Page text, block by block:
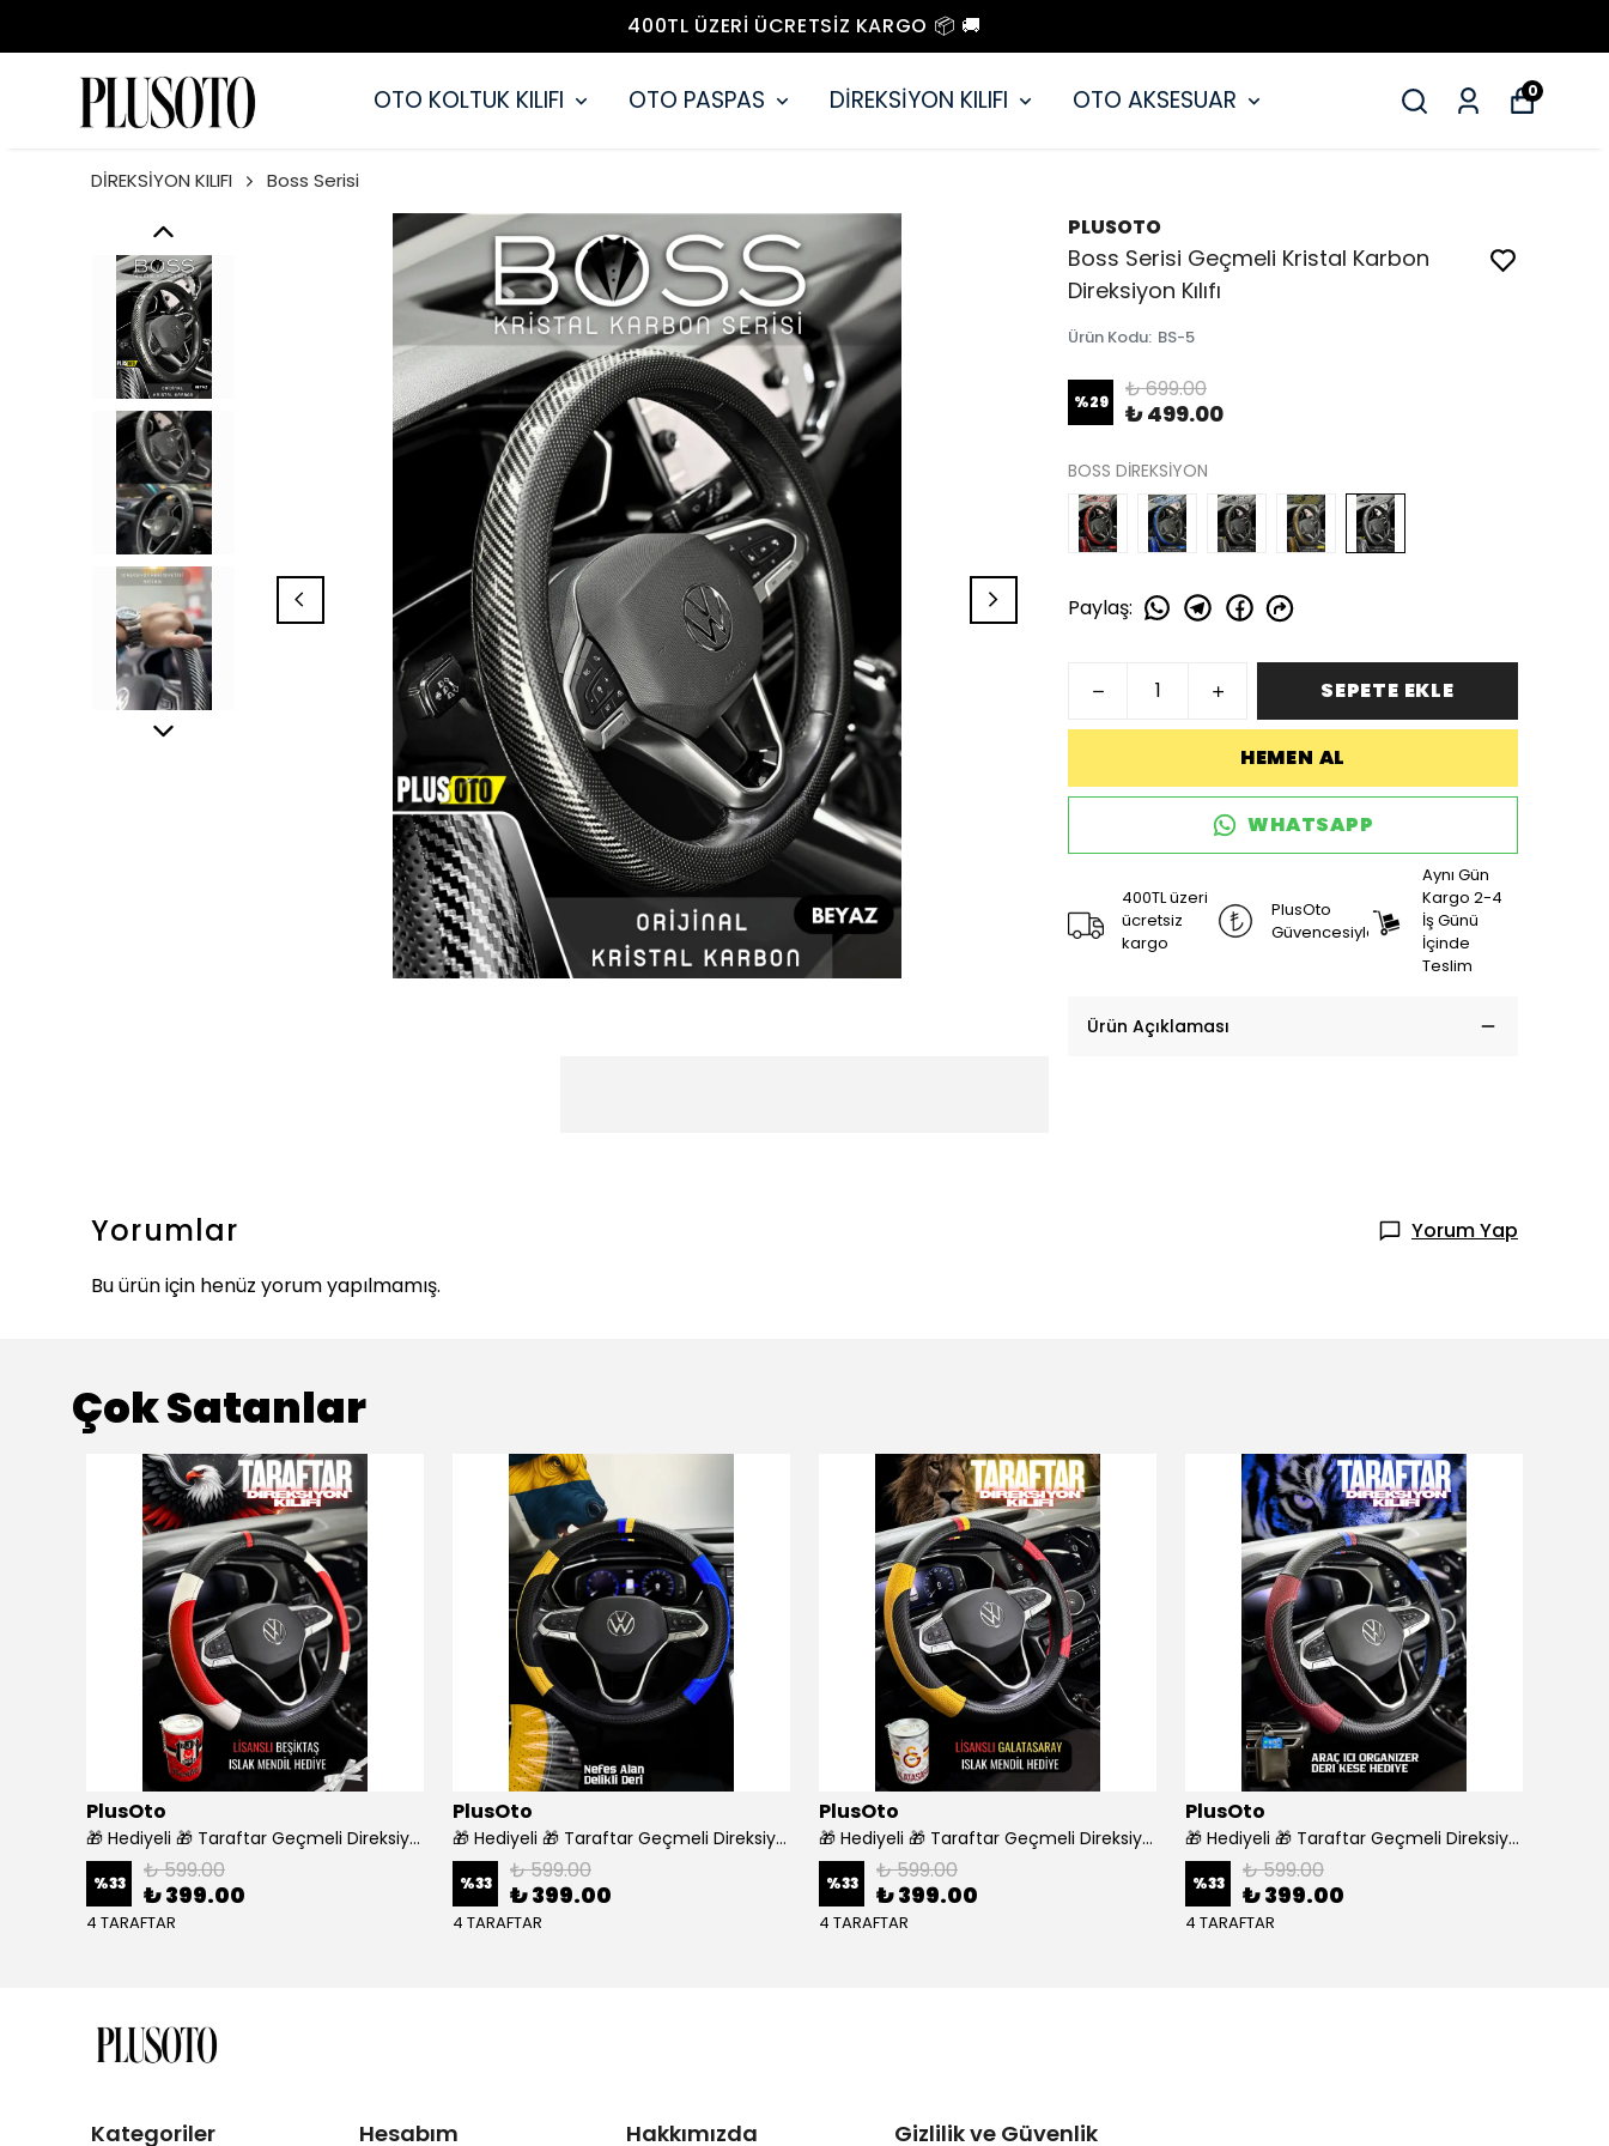
400TL ÜZERI ÜCRETSIZ KARGO 📦 🚚
OTO KOLTUK KILIFI OTO PASPAS DİREKSİYON KILIFI OTO AKSESUAR 0
DİREKSİYON KILIFI Boss Serisi
PLUSOTO
Boss Serisi Geçmeli Kristal Karbon
Direksiyon Kılıfı
Ürün Kodu: BS-5
%29 ₺ 699.00
₺ 499.00
BOSS DİREKSİYON
Paylaş:
SEPETE EKLE
HEMEN AL
WHATSAPP
400TL üzeri
ücretsiz
kargo
PlusOto
Güvencesiyle
Aynı Gün
Kargo 2-4
İş Günü
İçinde
Teslim
Ürün Açıklaması
Yorumlar
Yorum Yap
Bu ürün için henüz yorum yapılmamış.
Çok Satanlar
PlusOto
🎁 Hediyeli 🎁 Taraftar Geçmeli Direksiyon Kılıfı - BEŞİKTAŞ
%33 ₺ 599.00
₺ 399.00
4 TARAFTAR
PlusOto
🎁 Hediyeli 🎁 Taraftar Geçmeli Direksiyon Kılıfı - FENERBAHÇE
%33 ₺ 599.00
₺ 399.00
4 TARAFTAR
PlusOto
🎁 Hediyeli 🎁 Taraftar Geçmeli Direksiyon Kılıfı - GALATASARAY
%33 ₺ 599.00
₺ 399.00
4 TARAFTAR
PlusOto
🎁 Hediyeli 🎁 Taraftar Geçmeli Direksiyon Kılıfı - TRABZON
%33 ₺ 599.00
₺ 399.00
4 TARAFTAR
Kategoriler Hesabım Hakkımızda Gizlilik ve Güvenlik